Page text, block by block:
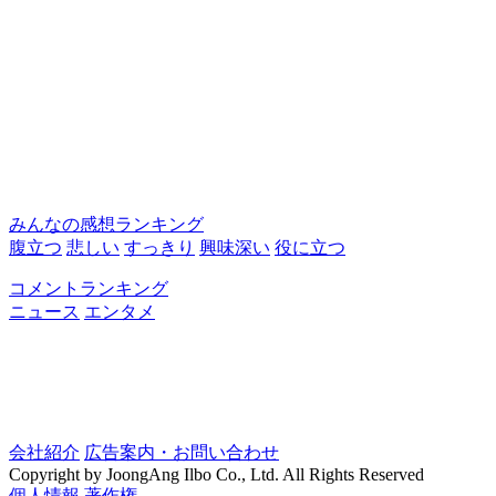
みんなの感想ランキング
腹立つ 悲しい すっきり 興味深い 役に立つ
コメントランキング
ニュース エンタメ
会社紹介 広告案内・お問い合わせ
Copyright by JoongAng Ilbo Co., Ltd. All Rights Reserved